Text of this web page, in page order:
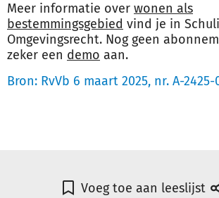
Meer informatie over wonen als
bestemmingsgebied vind je in
Omgevingsrecht. Nog geen
zeker een demo aan.
Bron: RvVb 6 maart 2025, nr. A-2425-
Voeg toe aan leeslijst